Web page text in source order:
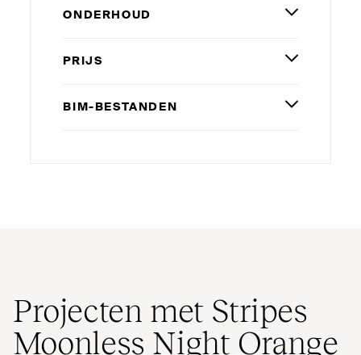
ONDERHOUD
PRIJS
BIM-BESTANDEN
Projecten met Stripes
Moonless Night Orange